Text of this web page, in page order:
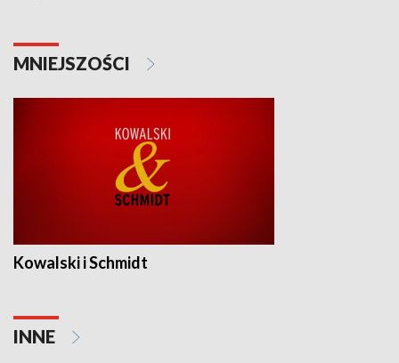
MNIEJSZOŚCI
Kowalski i Schmidt
INNE